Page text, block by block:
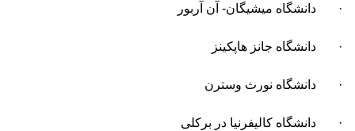
· دانشگاه میشیگان- آن آربور
· دانشگاه جانز هاپکینز
· دانشگاه نورث وسترن
· دانشگاه کالیفرنیا در برکلی